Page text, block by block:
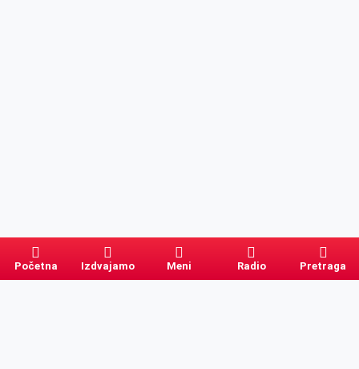
Početna Izdvajamo Meni Radio Pretraga